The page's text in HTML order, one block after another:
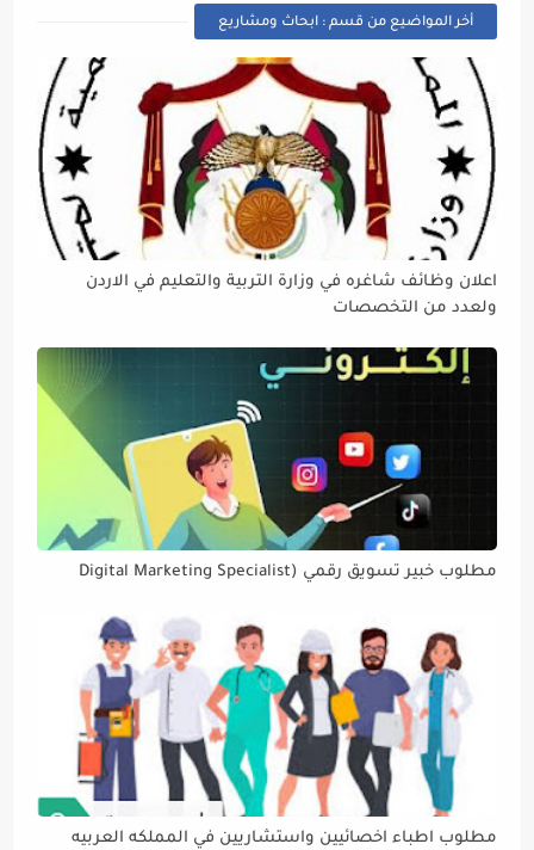
أخر المواضيع من قسم : ابحاث ومشاريع
اعلان وظائف شاغره في وزارة التربية والتعليم في الاردن
ولعدد من التخصصات
مطلوب خبير تسويق رقمي (Digital Marketing Specialist
مطلوب اطباء اخصائيين واستشاريين في المملكه العربيه